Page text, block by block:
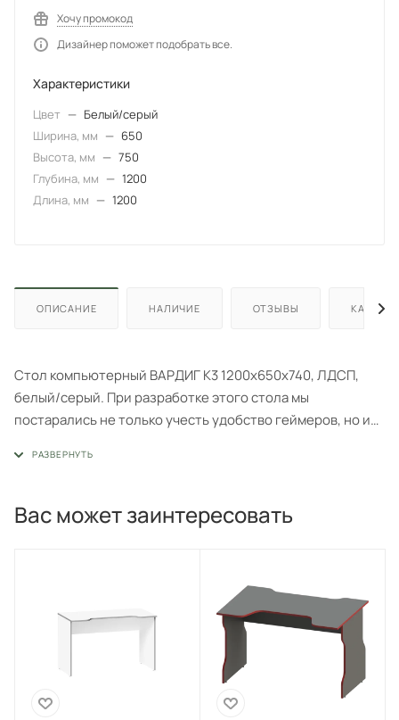
Хочу промокод
Дизайнер поможет подобрать все.
Характеристики
Цвет — Белый/серый
Ширина, мм — 650
Высота, мм — 750
Глубина, мм — 1200
Длина, мм — 1200
ОПИСАНИЕ НАЛИЧИЕ ОТЗЫВЫ КАК
Стол компьютерный ВАРДИГ K3 1200х650х740, ЛДСП,
белый/серый. При разработке этого стола мы
постарались не только учесть удобство геймеров, но и
Преимущества компьютерных столов VÄRDIG:
4. Повышенная стойкость поверхности
Вас может заинтересовать